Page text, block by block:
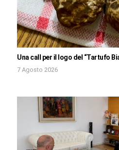
Una call per il logo del “Tartufo
7 Agosto 2026